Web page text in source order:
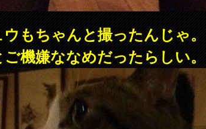
もちゃんと撮ったんじゃ。
機嫌ななめだったらしい。